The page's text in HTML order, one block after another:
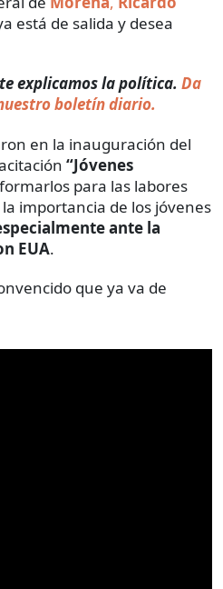
está de salida y desea
explicamos la política. Da
boletín diario.
en la inauguración del
“Jóvenes
para las labores
importancia de los jóvenes
ante la
EUA.
que ya va de